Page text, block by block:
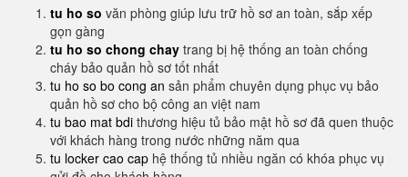
tu ho so văn phòng giúp lưu trữ hồ sơ an toàn, sắp xếp
gọn gàng
tu ho so chong chay trang bị hệ thống an toàn chống
cháy bảo quản hồ sơ tốt nhất
tu ho so bo cong an sản phẩm chuyên dụng phục vụ bảo
quản hồ sơ cho bộ công an việt nam
tu bao mat bdi thương hiệu tủ bảo mật hồ sơ đã quen thuộc
với khách hàng trong nước những năm qua
tu locker cao cap hệ thống tủ nhiều ngăn có khóa phục vụ